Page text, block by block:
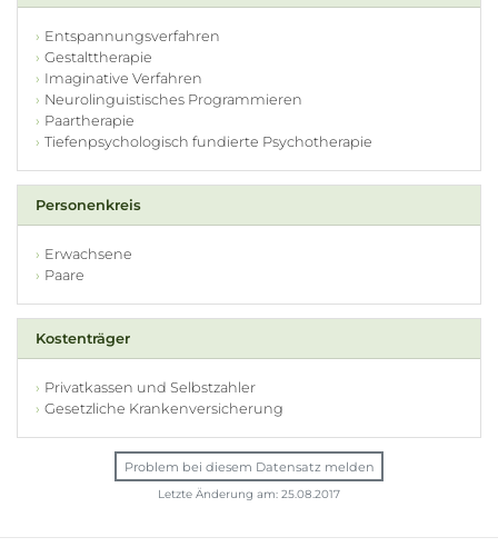
Entspannungsverfahren
Gestalttherapie
Imaginative Verfahren
Neurolinguistisches Programmieren
Paartherapie
Tiefenpsychologisch fundierte Psychotherapie
Personenkreis
Erwachsene
Paare
Kostenträger
Privatkassen und Selbstzahler
Gesetzliche Krankenversicherung
Problem bei diesem Datensatz melden
Letzte Änderung am: 25.08.2017